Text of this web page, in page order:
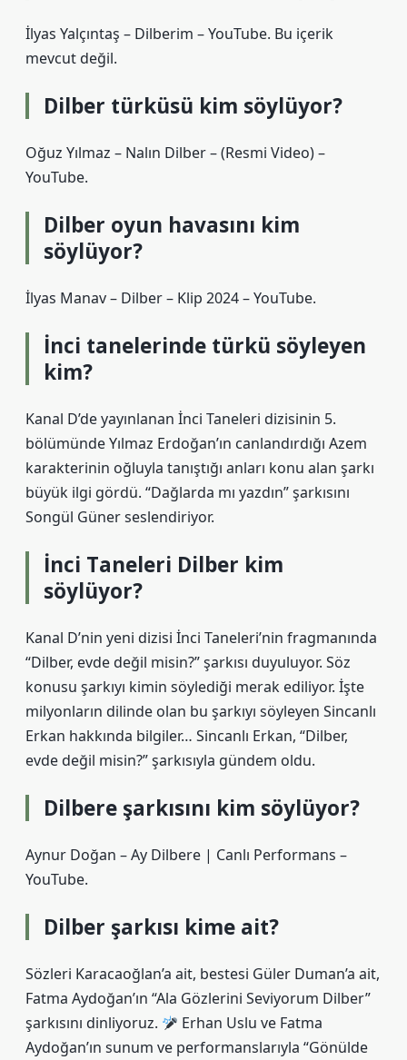
İlyas Yalçıntaş – Dilberim – YouTube. Bu içerik
mevcut değil.
Dilber türküsü kim söylüyor?
Oğuz Yılmaz – Nalın Dilber – (Resmi Video) –
YouTube.
Dilber oyun havasını kim
söylüyor?
İlyas Manav – Dilber – Klip 2024 – YouTube.
İnci tanelerinde türkü söyleyen
kim?
Kanal D’de yayınlanan İnci Taneleri dizisinin 5.
bölümünde Yılmaz Erdoğan’ın canlandırdığı Azem
karakterinin oğluyla tanıştığı anları konu alan şarkı
büyük ilgi gördü. “Dağlarda mı yazdın” şarkısını
Songül Güner seslendiriyor.
İnci Taneleri Dilber kim
söylüyor?
Kanal D’nin yeni dizisi İnci Taneleri’nin fragmanında
“Dilber, evde değil misin?” şarkısı duyuluyor. Söz
konusu şarkıyı kimin söylediği merak ediliyor. İşte
milyonların dilinde olan bu şarkıyı söyleyen Sincanlı
Erkan hakkında bilgiler… Sincanlı Erkan, “Dilber,
evde değil misin?” şarkısıyla gündem oldu.
Dilbere şarkısını kim söylüyor?
Aynur Doğan – Ay Dilbere | Canlı Performans –
YouTube.
Dilber şarkısı kime ait?
Sözleri Karacaoğlan’a ait, bestesi Güler Duman’a ait,
Fatma Aydoğan’ın “Ala Gözlerini Seviyorum Dilber”
şarkısını dinliyoruz.
Erhan Uslu ve Fatma
Aydoğan’ın sunum ve performanslarıyla “Gönülde